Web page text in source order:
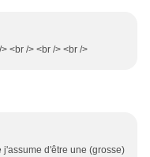
<br /> <br /> <br />
j'assume d'être une (grosse)